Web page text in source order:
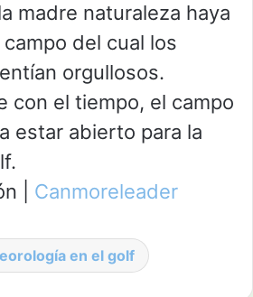
madre naturaleza haya
del cual los
orgullosos.
con el tiempo, el campo
estar abierto para la
|
Canmoreleader
en el golf